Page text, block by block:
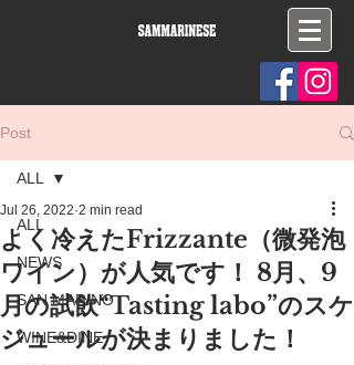
Post
ALL
NEWS
SAN MARINO
WINE&DINE
ALL
よく冷えたFrizzante（微発泡
ワイン）が人気です！ 8月、9
月の試飲“Tasting labo”のスケ
ジュールが決まりました！
Jul 26, 2022 2 min read